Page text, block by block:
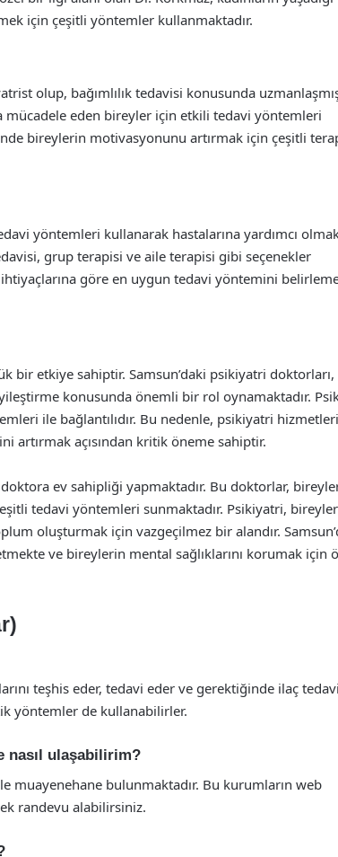
için çeşitli yöntemler kullanmaktadır.
olup, bağımlılık tedavisi konusunda
mücadele eden bireyler için etkili tedavi yöntemleri
bireylerin motivasyonunu artırmak için çeşitli
yöntemleri kullanarak hastalarına yardımcı
grup terapisi ve aile terapisi gibi seçenekler
göre en uygun tedavi yöntemini
bir etkiye sahiptir. Samsun’daki psikiyatri doktorları,
konusunda önemli bir rol oynamaktadır.
ile bağlantılıdır. Bu nedenle, psikiyatri
artırmak açısından kritik öneme sahiptir.
ev sahipliği yapmaktadır. Bu doktorlar,
tedavi yöntemleri sunmaktadır. Psikiyatri,
oluşturmak için vazgeçilmez bir alandır.
ve bireylerin mental sağlıklarını korumak için
teşhis eder, tedavi eder ve gerektiğinde ilaç
yöntemler de kullanabilirler.
nasıl ulaşabilirim?
muayenehane bulunmaktadır. Bu kurumların web
randevu alabilirsiniz.